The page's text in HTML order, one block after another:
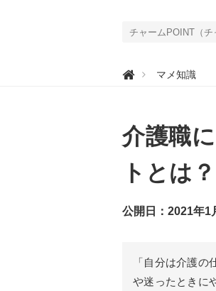
チ
O
I
チ
ム
ポ
｜
護
マメ知識
介護職
トとは？
公開日：2021年1
「自分は介護
や迷ったときに